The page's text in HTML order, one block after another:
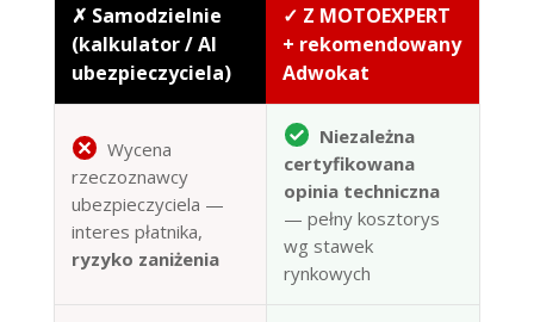
✗ Samodzielnie
(kalkulator / AI
ubezpieczyciela)
✓ Z MOTOEXPERT
+ rekomendowany
Adwokat
Wycena
rzeczoznawcy
ubezpieczyciela —
interes płatnika,
ryzyko zaniżenia
Niezależna
certyfikowana
opinia techniczna
— pełny kosztorys
wg stawek
rynkowych